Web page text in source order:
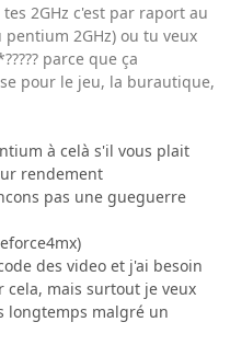
2GHz c'est par raport au
2GHz) ou tu veux
parce que ça
pour le jeu, la burautique,
à celà s'il vous plait
rendement
pas une gueguerre
des video et j'ai besoin
mais surtout je veux
longtemps malgré un